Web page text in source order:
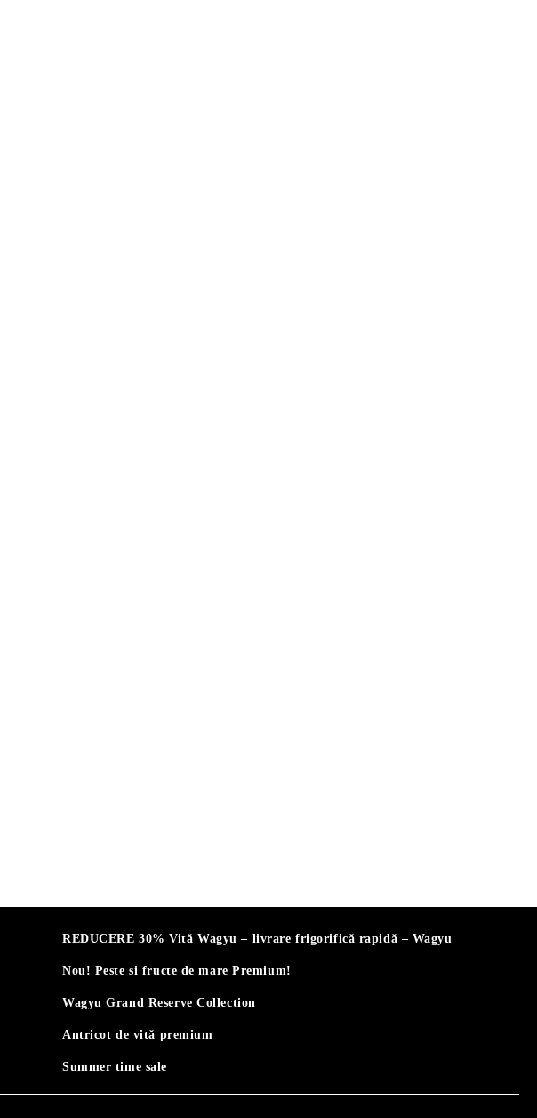
REDUCERE 30% Vită Wagyu – livrare frigorifică rapidă – Wagyu
Nou! Peste si fructe de mare Premium!
Wagyu Grand Reserve Collection
Antricot de vită premium
Summer time sale